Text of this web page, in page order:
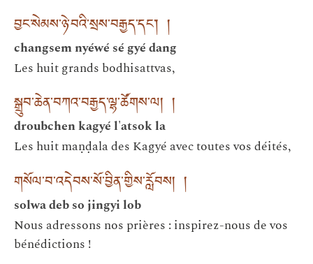
བྱང་སེམས་ཉེ་བའི་སྲས་བརྒྱད་དང༌། །
changsem nyéwé sé gyé dang
Les huit grands bodhisattvas,
སྒྲུབ་ཆེན་བཀའ་བརྒྱད་ལྷ་ཚོགས་ལ། །
droubchen kagyé l'atsok la
Les huit maṇḍala des Kagyé avec toutes vos déités,
གསོལ་བ་འདེབས་སོ་བྱིན་གྱིས་རློབས། །
solwa deb so jingyi lob
Nous adressons nos prières : inspirez-nous de vos
bénédictions !